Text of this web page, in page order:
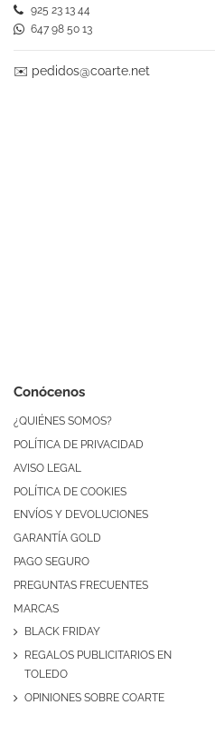
Conócenos
¿QUIÉNES SOMOS?
POLÍTICA DE PRIVACIDAD
AVISO LEGAL
POLÍTICA DE COOKIES
ENVÍOS Y DEVOLUCIONES
GARANTÍA GOLD
PAGO SEGURO
PREGUNTAS FRECUENTES
MARCAS
BLACK FRIDAY
REGALOS PUBLICITARIOS EN
TOLEDO
OPINIONES SOBRE COARTE
925 23 13 44
647 98 50 13
✉️ pedidos@coarte.net